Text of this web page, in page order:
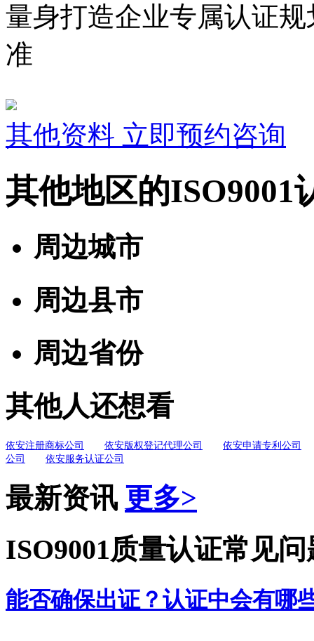
量身打造企业专属认证
准
其他资料 立即预约咨询
其他地区的ISO9001
周边城市
周边县市
周边省份
其他人还想看
依安注册商标公司 依安版权登记代理公司
依安申请专利公司
公司
依安服务认证公司
最新资讯 更多>
ISO9001质量认证常见
能否确保出证？认证中会有哪